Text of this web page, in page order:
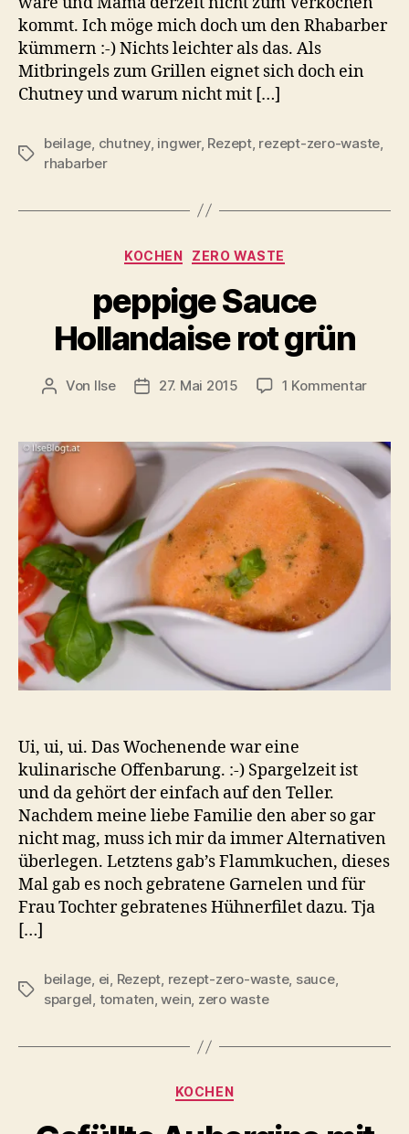
kommt. Ich möge mich doch um den Rhabarber
kümmern :-) Nichts leichter als das. Als
Mitbringels zum Grillen eignet sich doch ein
Chutney und warum nicht mit […]
Schlagwörter
beilage, chutney, ingwer, Rezept, rezept-zero-waste,
rhabarber
Kategorien
KOCHEN ZERO WASTE
peppige Sauce
Hollandaise rot grün
Beitragsautor
Von Ilse Beitragsdatum
27. Mai 2015 1 Kommentarzu
rot
grün
Ui, ui, ui. Das Wochenende war eine
kulinarische Offenbarung. :-) Spargelzeit ist
und da gehört der einfach auf den Teller.
Nachdem meine liebe Familie den aber so gar
nicht mag, muss ich mir da immer Alternativen
überlegen. Letztens gab’s Flammkuchen, dieses
Mal gab es noch gebratene Garnelen und für
Frau Tochter gebratenes Hühnerfilet dazu. Tja
[…]
Schlagwörter
beilage, ei, Rezept, rezept-zero-waste, sauce,
spargel, tomaten,wein, zero waste
Kategorien
KOCHEN